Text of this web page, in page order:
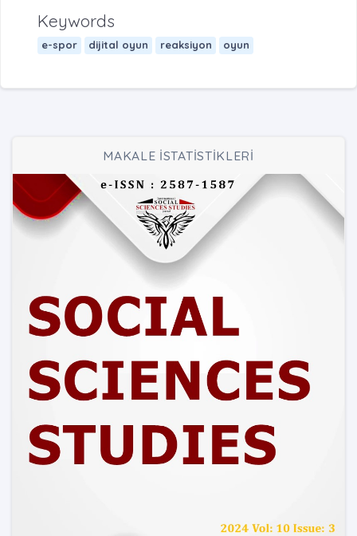
Keywords
e-spor dijital oyun reaksiyon oyun
MAKALE İSTATİSTİKLERİ